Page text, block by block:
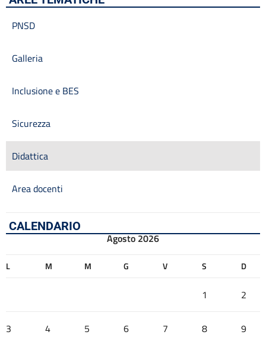
PNSD
Galleria
Inclusione e BES
Sicurezza
Didattica
Area docenti
CALENDARIO
Agosto 2026
L M M G V S D
1 2
3 4 5 6 7 8 9